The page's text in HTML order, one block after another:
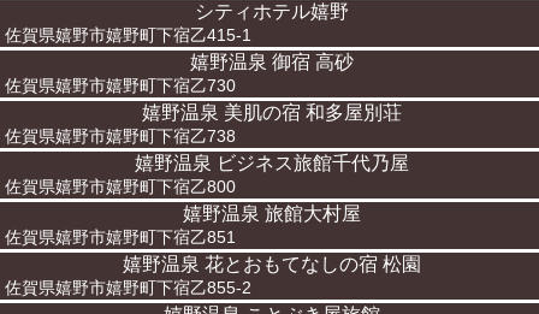
シティホテル嬉野
佐賀県嬉野市嬉野町下宿乙415-1
嬉野温泉 御宿 高砂
佐賀県嬉野市嬉野町下宿乙730
嬉野温泉 美肌の宿 和多屋別荘
佐賀県嬉野市嬉野町下宿乙738
嬉野温泉 ビジネス旅館千代乃屋
佐賀県嬉野市嬉野町下宿乙800
嬉野温泉 旅館大村屋
佐賀県嬉野市嬉野町下宿乙851
嬉野温泉 花とおもてなしの宿 松園
佐賀県嬉野市嬉野町下宿乙855-2